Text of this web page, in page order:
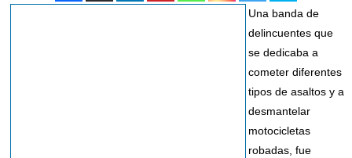
Una banda de
delincuentes que
se dedicaba a
cometer diferentes
tipos de asaltos y a
desmantelar
motocicletas
robadas, fue